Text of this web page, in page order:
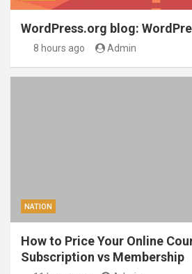
WordPress.org blog:
8 hours ago Admin
NATION
How to Price Your Online
Subscription vs Membership